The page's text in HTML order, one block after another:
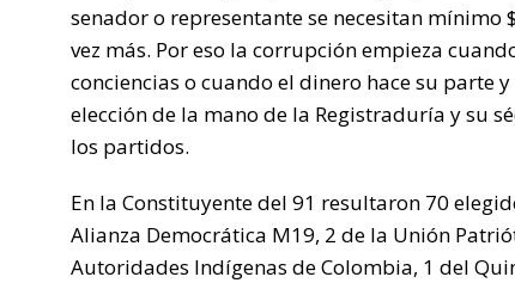
senador o representante se necesitan
vez más. Por eso la corrupción empieza
conciencias o cuando el dinero hace su parte
elección de la mano de la Registraduría y su
los partidos.
En la Constituyente del 91 resultaron 70
Alianza Democrática M19, 2 de la Unión
Autoridades Indígenas de Colombia, 1 del